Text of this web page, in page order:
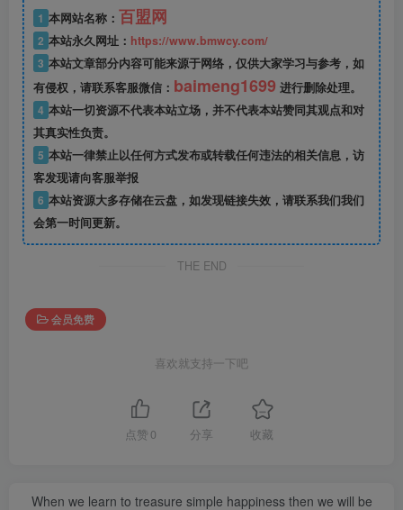
1 本网站名称： 百盟网
2 本站永久网址： https://www.bmwcy.com/
3 本站文章部分内容可能来源于网络，仅供大家学习与参考，如
有侵权，请联系客服微信： baimeng1699 进行删除处理。
4 本站一切资源不代表本站立场，并不代表本站赞同其观点和对
其真实性负责。
5 本站一律禁止以任何方式发布或转载任何违法的相关信息，访
客发现请向客服举报
6 本站资源大多存储在云盘，如发现链接失效，请联系我们我们
会第一时间更新。
THE END
会员免费
喜欢就支持一下吧
点赞 0 分享 收藏
When we learn to treasure simple happiness then we will be